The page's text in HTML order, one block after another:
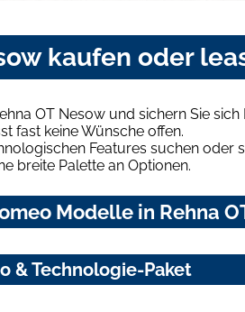
kaufen oder
OT Nesow und sichern Sie
fast keine Wünsche offen.
Features suchen
breite Palette an Optionen.
Modelle in Rehna
& Technologie-Paket